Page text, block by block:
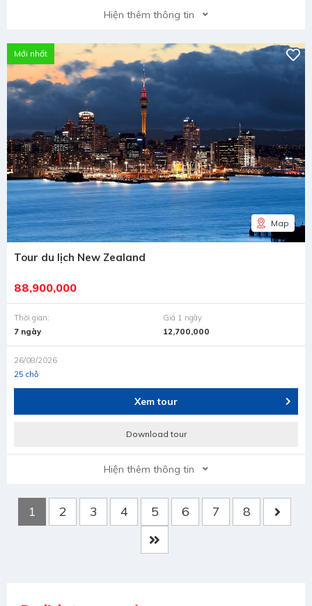
Hiện thêm thông tin
Mới nhất
Map
Tour du lịch New Zealand
88,900,000
Thời gian:
7 ngày
Giá 1 ngày
12,700,000
26/08/2026
25 chỗ
Xem tour
Download tour
Hiện thêm thông tin
1 2 3 4 5 6 7 8